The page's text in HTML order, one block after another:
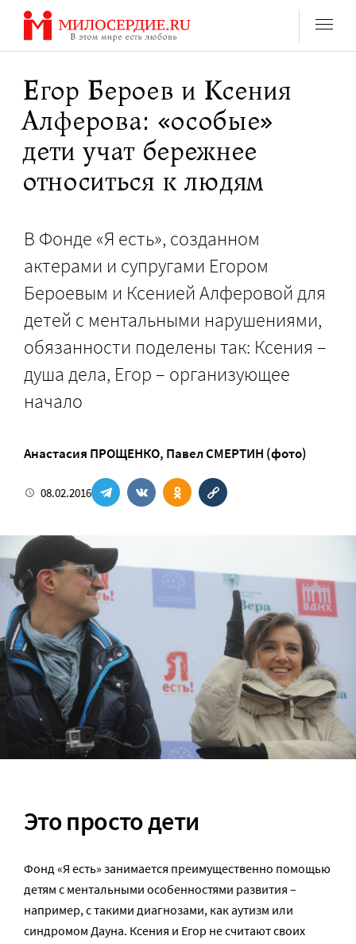
Перейти
содержанию
Егор Бероев и Ксения
Алферова: «особые»
дети учат бережнее
относиться к людям
В Фонде «Я есть», созданном
актерами и супругами Егором
Бероевым и Ксенией Алферовой для
детей с ментальными нарушениями,
обязанности поделены так: Ксения –
душа дела, Егор – организующее
начало
Анастасия ПРОЩЕНКО, Павел СМЕРТИН (фото)
08.02.2016
Это просто дети
Фонд «Я есть» занимается преимущественно помощью
детям с ментальными особенностями развития –
например, с такими диагнозами, как аутизм или
синдромом Дауна. Ксения и Егор не считают своих